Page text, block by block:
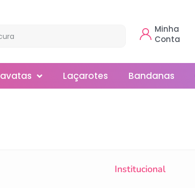
Minha
Conta
Laçarotes Bandanas
Institucional